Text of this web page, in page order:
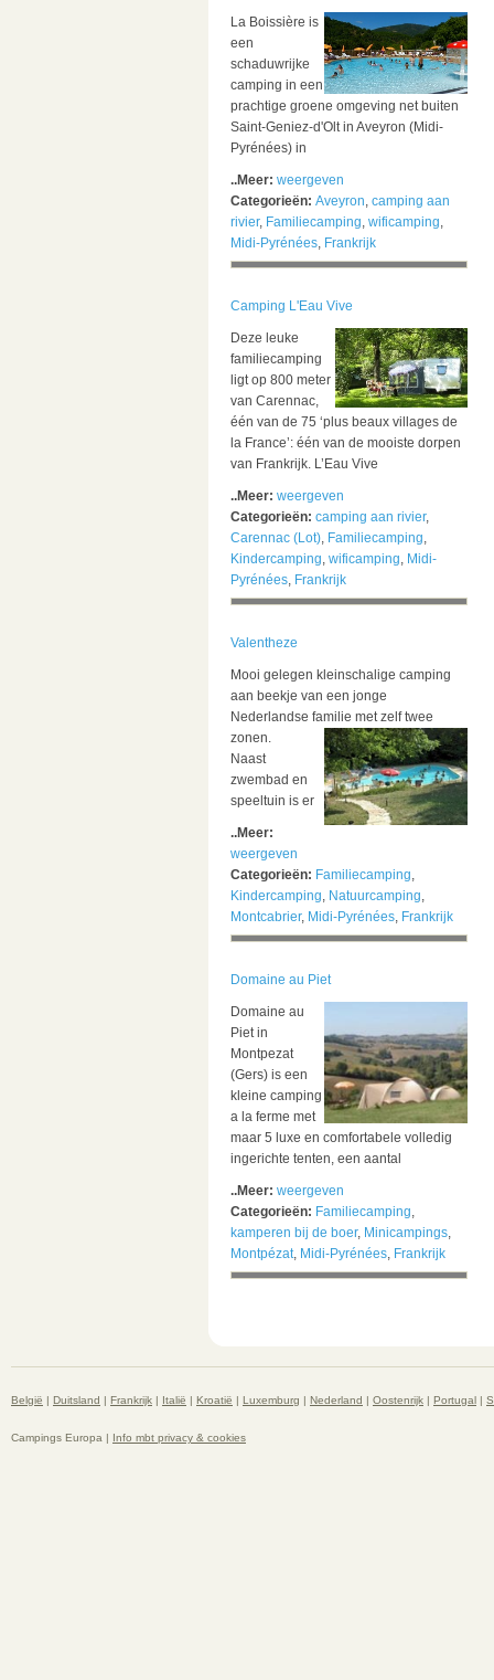
La Boissière is
een
schaduwrijke
camping in een
prachtige groene omgeving net buiten
Saint-Geniez-d'Olt in Aveyron (Midi-
Pyrénées) in
..Meer: weergeven
Categorieën: Aveyron, camping aan
rivier, Familiecamping, wificamping,
Midi-Pyrénées, Frankrijk
Camping L'Eau Vive
Deze leuke
familiecamping
ligt op 800 meter
van Carennac,
één van de 75 ‘plus beaux villages de
la France’: één van de mooiste dorpen
van Frankrijk. L’Eau Vive
..Meer: weergeven
Categorieën: camping aan rivier,
Carennac (Lot), Familiecamping,
Kindercamping, wificamping, Midi-
Pyrénées, Frankrijk
Valentheze
Mooi gelegen kleinschalige camping
aan beekje van een jonge
Nederlandse familie met zelf twee
zonen.
Naast
zwembad en
speeltuin is er
..Meer:
weergeven
Categorieën: Familiecamping,
Kindercamping, Natuurcamping,
Montcabrier, Midi-Pyrénées, Frankrijk
Domaine au Piet
Domaine au
Piet in
Montpezat
(Gers) is een
kleine camping
a la ferme met
maar 5 luxe en comfortabele volledig
ingerichte tenten, een aantal
..Meer: weergeven
Categorieën: Familiecamping,
kamperen bij de boer, Minicampings,
Montpézat, Midi-Pyrénées, Frankrijk
België | Duitsland | Frankrijk | Italië | Kroatië | Luxemburg | Nederland | Oostenrijk | Portugal |
Campings Europa | Info mbt privacy & cookies